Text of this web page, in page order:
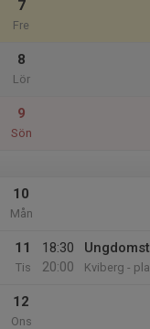
7
Fre
8
Lör
9
Sön
10
Mån
11
Tis
18:30
20:00
Kviberg -
12
Ons